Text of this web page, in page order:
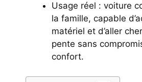
Usage réel : voiture
la famille, capable
matériel et d’aller
pente sans
confort.